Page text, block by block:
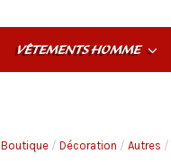
VÊTEMENTS HOMME
Boutique/ Décoration / Autres /